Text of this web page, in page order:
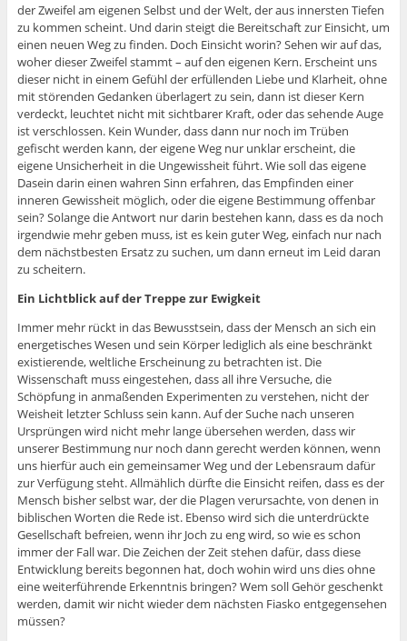
der Zweifel am eigenen Selbst und der Welt, der aus innersten Tiefen
zu kommen scheint. Und darin steigt die Bereitschaft zur Einsicht, um
einen neuen Weg zu finden. Doch Einsicht worin? Sehen wir auf das,
woher dieser Zweifel stammt – auf den eigenen Kern. Erscheint uns
dieser nicht in einem Gefühl der erfüllenden Liebe und Klarheit, ohne
mit störenden Gedanken überlagert zu sein, dann ist dieser Kern
verdeckt, leuchtet nicht mit sichtbarer Kraft, oder das sehende Auge
ist verschlossen. Kein Wunder, dass dann nur noch im Trüben
gefischt werden kann, der eigene Weg nur unklar erscheint, die
eigene Unsicherheit in die Ungewissheit führt. Wie soll das eigene
Dasein darin einen wahren Sinn erfahren, das Empfinden einer
inneren Gewissheit möglich, oder die eigene Bestimmung offenbar
sein? Solange die Antwort nur darin bestehen kann, dass es da noch
irgendwie mehr geben muss, ist es kein guter Weg, einfach nur nach
dem nächstbesten Ersatz zu suchen, um dann erneut im Leid daran
zu scheitern.
Ein Lichtblick auf der Treppe zur Ewigkeit
Immer mehr rückt in das Bewusstsein, dass der Mensch an sich ein
energetisches Wesen und sein Körper lediglich als eine beschränkt
existierende, weltliche Erscheinung zu betrachten ist. Die
Wissenschaft muss eingestehen, dass all ihre Versuche, die
Schöpfung in anmaßenden Experimenten zu verstehen, nicht der
Weisheit letzter Schluss sein kann. Auf der Suche nach unseren
Ursprüngen wird nicht mehr lange übersehen werden, dass wir
unserer Bestimmung nur noch dann gerecht werden können, wenn
uns hierfür auch ein gemeinsamer Weg und der Lebensraum dafür
zur Verfügung steht. Allmählich dürfte die Einsicht reifen, dass es der
Mensch bisher selbst war, der die Plagen verursachte, von denen in
biblischen Worten die Rede ist. Ebenso wird sich die unterdrückte
Gesellschaft befreien, wenn ihr Joch zu eng wird, so wie es schon
immer der Fall war. Die Zeichen der Zeit stehen dafür, dass diese
Entwicklung bereits begonnen hat, doch wohin wird uns dies ohne
eine weiterführende Erkenntnis bringen? Wem soll Gehör geschenkt
werden, damit wir nicht wieder dem nächsten Fiasko entgegensehen
müssen?